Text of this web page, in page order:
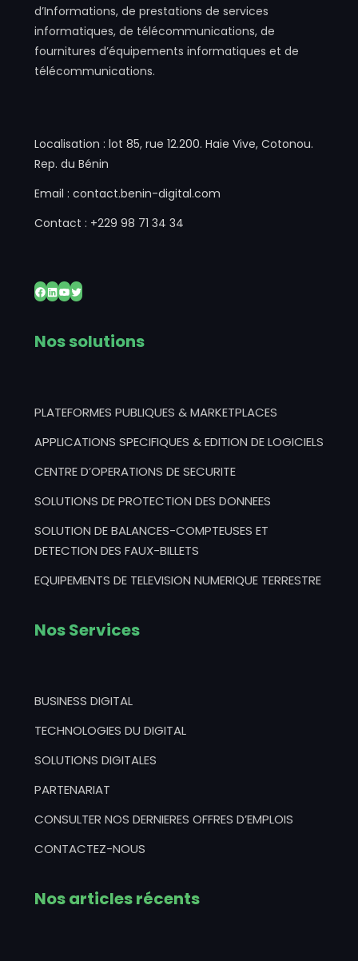
d’Informations, de prestations de services
informatiques, de télécommunications, de
fournitures d’équipements informatiques et de
télécommunications.
Localisation : lot 85, rue 12.200. Haie Vive, Cotonou.
Rep. du Bénin
Email : contact.benin-digital.com
Contact : +229 98 71 34 34
Facebook
LinkedIn
YouTube
Twitter
Nos solutions
PLATEFORMES PUBLIQUES & MARKETPLACES
APPLICATIONS SPECIFIQUES & EDITION DE LOGICIELS
CENTRE D’OPERATIONS DE SECURITE
SOLUTIONS DE PROTECTION DES DONNEES
SOLUTION DE BALANCES-COMPTEUSES ET
DETECTION DES FAUX-BILLETS
EQUIPEMENTS DE TELEVISION NUMERIQUE TERRESTRE
Nos Services
BUSINESS DIGITAL
TECHNOLOGIES DU DIGITAL
SOLUTIONS DIGITALES
PARTENARIAT
CONSULTER NOS DERNIERES OFFRES D’EMPLOIS
CONTACTEZ-NOUS
Nos articles récents